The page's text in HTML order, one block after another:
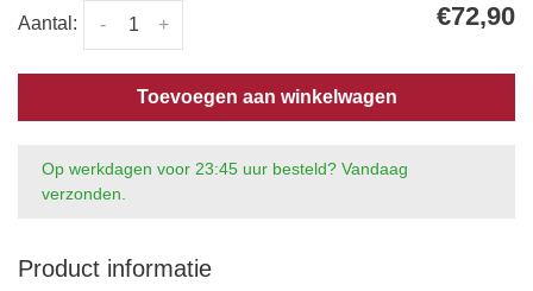
Aantal: +
- €72,90
Toevoegen aan winkelwagen
Op werkdagen voor 23:45 uur besteld? Vandaag
verzonden.
Product informatie